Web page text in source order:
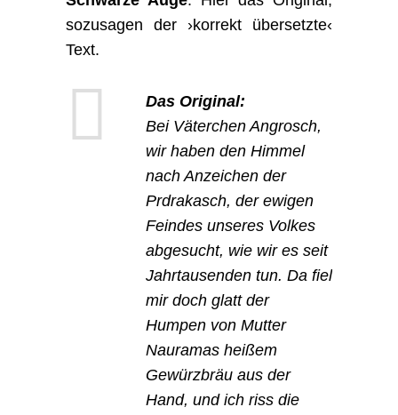
sozusagen der ›korrekt übersetzte‹
Text.
Das Original:
Bei Väterchen Angrosch,
wir haben den Himmel
nach Anzeichen der
Prdrakasch, der ewigen
Feindes unseres Volkes
abgesucht, wie wir es seit
Jahrtausenden tun. Da fiel
mir doch glatt der
Humpen von Mutter
Nauramas heißem
Gewürzbräu aus der
Hand, und ich riss die